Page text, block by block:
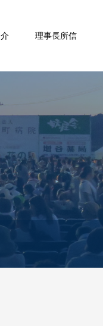
理事長所信